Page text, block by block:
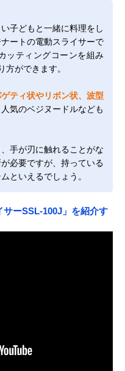
子どもと一緒に料理をし
ートの電動スライサーで
ッティングコーンを組み
ができます。
ゲティ状やリボン状、波型
人気のベジヌードルなども
手が刃に触れることがな
必要ですが、持っている
といえるでしょう。
ーSSL-100J」を紹介す